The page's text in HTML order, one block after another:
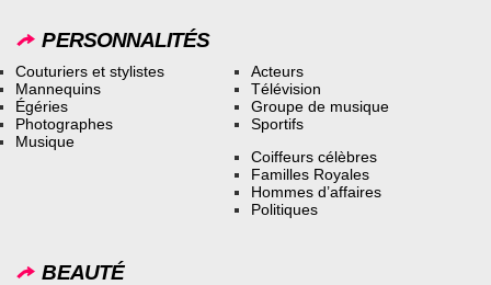
PERSONNALITÉS
Couturiers et stylistes
Mannequins
Égéries
Photographes
Musique
Acteurs
Télévision
Groupe de musique
Sportifs
Coiffeurs célèbres
Familles Royales
Hommes d’affaires
Politiques
BEAUTÉ